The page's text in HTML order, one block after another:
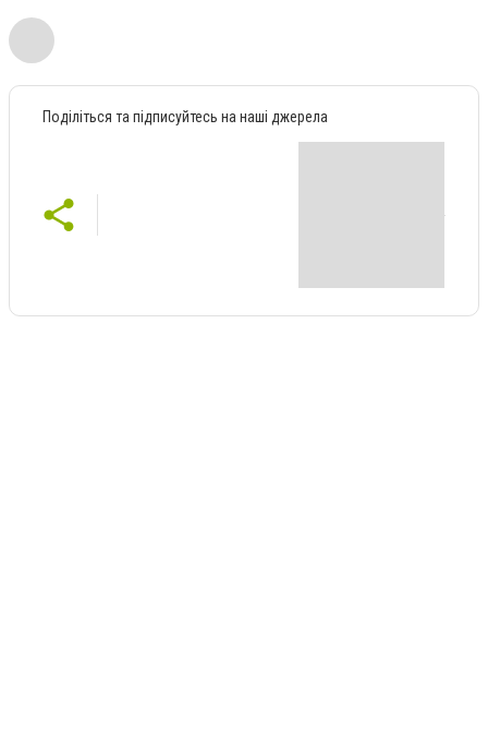
Поділіться та підписуйтесь на наші джерела